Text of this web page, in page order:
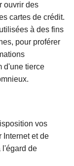
ouvrir des
cartes de crédit.
à des fins
pour proférer
d'une tierce
vos
Internet et de
l'égard de